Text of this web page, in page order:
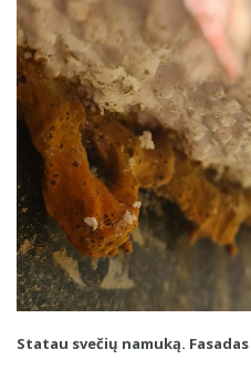
Statau svečių namuką. Fasadas